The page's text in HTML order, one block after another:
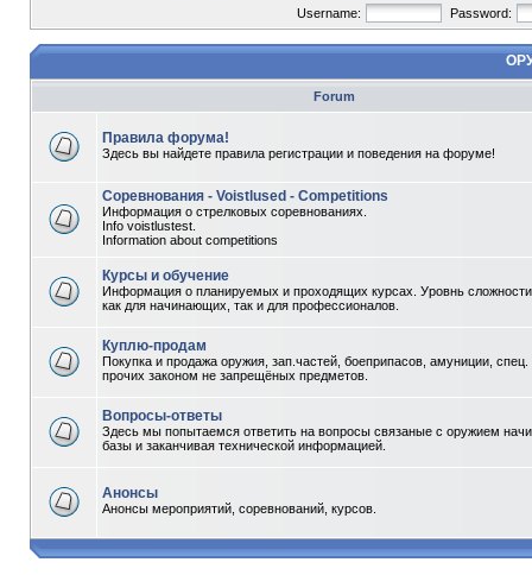
Username: Password:
Forum
Правила форума!
Здесь вы найдете правила регистрации и поведения на форуме!
Соревнования - Voistlused - Competitions
Информация о стрелковых соревнованиях.
Info voistlustest.
Information about competitions
Курсы и обучение
Информация о планируемых и проходящих курсах. Уровнь
как для начинающих, так и для профессионалов.
Куплю-продам
Покупка и продажа оружия, зап.частей, боеприпасов, амуниции, спец.
прочих законом не запрещёных предметов.
Вопросы-ответы
Здесь мы попытаемся ответить на вопросы связаные с оружием
базы и заканчивая технической информацией.
Анонсы
Анонсы мероприятий, соревнований, курсов.